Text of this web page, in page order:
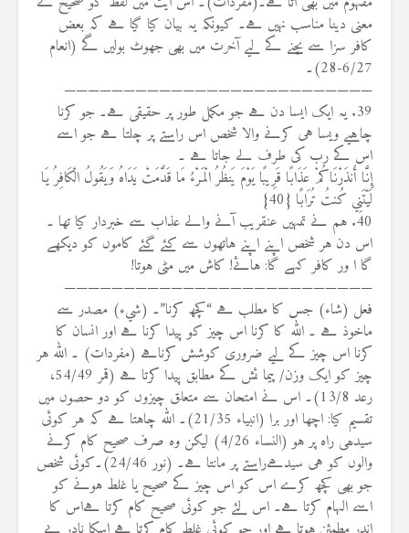
معنی دینا مناسب نہیں ہے۔ کیونکہ یہ بیان کیا گیا ہے کہ بعض
کافر سزا سے بچنے کے لیے آخرت میں بھی جھوٹ بولیں گے (انعام
6/27-28)۔
——————————————————————————
39. یہ ایک ایسا دن ہے جو مکمل طور پر حقیقی ہے۔ جو کرنا
چاہیے ویسا ہی کرنے والا شخص اس راستے پر چلتا ہے جو اسے
اس کے رب کی طرف لے جاتا ہے ۔
إِنَّا أَنذَرْنَاكُمْ عَذَابًا قَرِيبًا يَوْمَ يَنظُرُ الْمَرْءُ مَا قَدَّمَتْ يَدَاهُ وَيَقُولُ الْكَافِرُ يَا
لَيْتَنِي كُنتُ تُرَابًا {40}
40. ہم نے تمہیں عنقریب آنے والے عذاب سے خبردار کیا تھا ۔
اس دن ہر شخص اپنے اپنے ہاتھوں سے کئے گئے کاموں کو دیکھے
گا ا ور کافر کہے گا: ہائے! کاش میں مٹی ہوتا!
——————————————————————————
فعل (شاء) جس کا مطلب ہے “کچھ کرنا”۔ (شيء) مصدر سے
ماخوذ ہے ۔ اللہ کا کرنا اس چیز کو پیدا کرنا ہے اور انسان کا
کرنا اس چیز کے لیے ضروری کوشش کرناہے (مفردات) ۔ اللہ ہر
چیز کو ایک وزن/ پیما ئش کے مطابق پیدا کرتا ہے (قمر 54/49،
رعد 13/8)۔ اس نے امتحان سے متعلق چیزوں کو دو حصوں میں
تقسیم کیا: اچھا اور برا (انبیاء 21/35)۔ اللہ چاہتا ہے کہ ہر کوئی
سیدھی راہ پر ہو (النساء 4/26) لیکن وہ صرف صحیح کام کرنے
والوں کو ہی سیدھےراستے پر مانتا ہے۔ (نور 24/46)۔کوئی شخص
جو بھی کچھ کرے اس کو اس چیز کے صحیح یا غلط ہونے کو
اسے الہام کرتا ہے۔ اس لئے جو کوئی صحیح کام کرتا ہےاس کا